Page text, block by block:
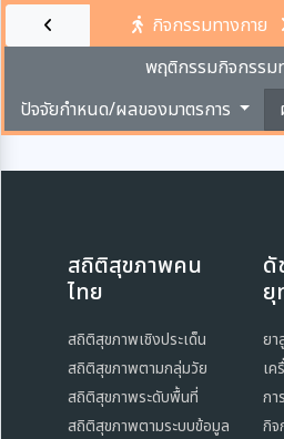
กิจกรรมทางกาย
พฤติกรรมกิจกรรม
ปัจจัยกำหนด/ผลของมาตรการ
สถิติสุขภาพคน
ไทย
สถิติสุขภาพเชิงประเด็น
สถิติสุขภาพตามกลุ่มวัย
สถิติสุขภาพระดับพื้นที่
สถิติสุขภาพตามระบบข้อมูล
ดั
ยุ
ยา
เ
กา
กิจ